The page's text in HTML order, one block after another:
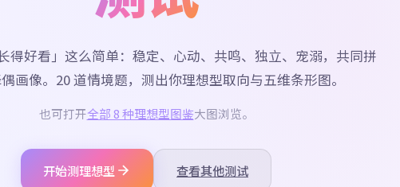
得好看」这么简单：稳定、心动、共鸣、独立、宠溺，共同拼
画像。20 道情境题，测出你理想型取向与五维条形图。
也可打开全部 8 种理想型图鉴大图浏览。
开始测理想型 查看其他测试